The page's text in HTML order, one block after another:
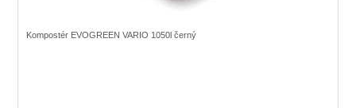
Kompostér EVOGREEN VARIO 1050l černý